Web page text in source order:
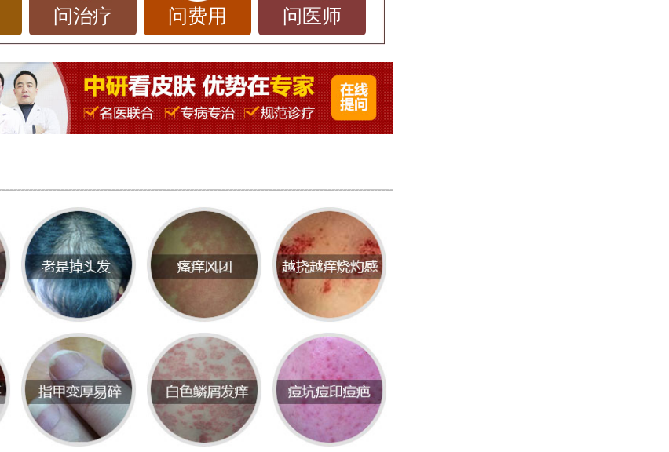
介
肤病医院成立于多年前，是一家专门致力
和治疗的医院，拥有专业的医疗团队和
设备。医院聚集了一批资深的皮肤科医
肤病的诊断和治疗领域有着丰富的经
采用了国际先进的皮肤病治疗技术，致力
个性化的医疗服务。
肤病医院提供全面的皮肤病诊治服务，包
病如湿疹、荨麻疹、皮炎、银屑病等的专
疗。医院设有多个科室，其中包括皮肤病
容中心、激光治疗中心等，以满足不同
。此外，医院注重患者的术后护理与健康
问治疗 问费用 问医师